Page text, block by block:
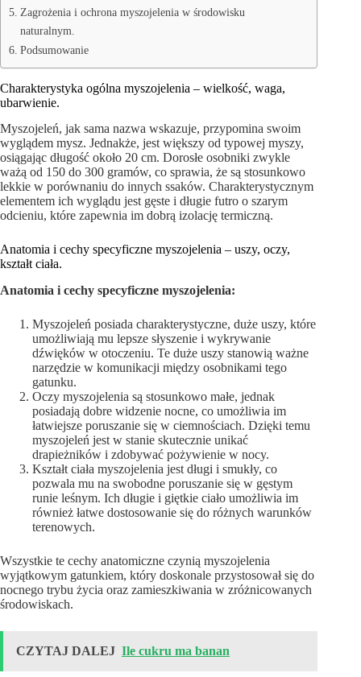
Zagrożenia i ochrona myszojelenia w środowisku
naturalnym.
Podsumowanie
Charakterystyka ogólna myszojelenia – wielkość, waga,
ubarwienie.
Myszojeleń, jak sama nazwa wskazuje, przypomina swoim
wyglądem mysz. Jednakże, jest większy od typowej myszy,
osiągając długość około 20 cm. Dorosłe osobniki zwykle
ważą od 150 do 300 gramów, co sprawia, że są stosunkowo
lekkie w porównaniu do innych ssaków. Charakterystycznym
elementem ich wyglądu jest gęste i długie futro o szarym
odcieniu, które zapewnia im dobrą izolację termiczną.
Anatomia i cechy specyficzne myszojelenia – uszy, oczy,
kształt ciała.
Anatomia i cechy specyficzne myszojelenia:
Myszojeleń posiada charakterystyczne, duże uszy, które
umożliwiają mu lepsze słyszenie i wykrywanie
dźwięków w otoczeniu. Te duże uszy stanowią ważne
narzędzie w komunikacji między osobnikami tego
gatunku.
Oczy myszojelenia są stosunkowo małe, jednak
posiadają dobre widzenie nocne, co umożliwia im
łatwiejsze poruszanie się w ciemnościach. Dzięki temu
myszojeleń jest w stanie skutecznie unikać
drapieżników i zdobywać pożywienie w nocy.
Kształt ciała myszojelenia jest długi i smukły, co
pozwala mu na swobodne poruszanie się w gęstym
runie leśnym. Ich długie i giętkie ciało umożliwia im
również łatwe dostosowanie się do różnych warunków
terenowych.
Wszystkie te cechy anatomiczne czynią myszojelenia
wyjątkowym gatunkiem, który doskonale przystosował się do
nocnego trybu życia oraz zamieszkiwania w zróżnicowanych
środowiskach.
CZYTAJ DALEJ Ile cukru ma banan